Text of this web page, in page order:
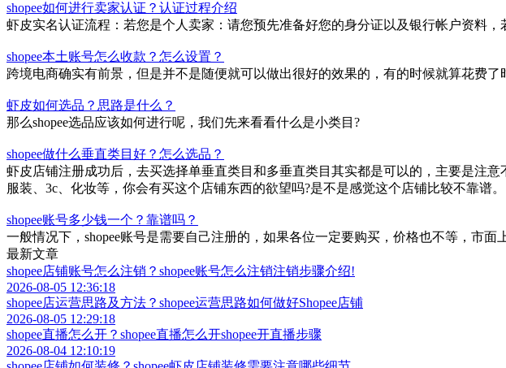
shopee如何进行卖家认证？认证过程介绍
虾皮实名认证流程：若您是个人卖家：请您预先准备好您的身分证以及银行帐户资料
shopee本土账号怎么收款？怎么设置？
跨境电商确实有前景，但是并不是随便就可以做出很好的效果的，有的时候就算花费
虾皮如何选品？思路是什么？
那么shopee选品应该如何进行呢，我们先来看看什么是小类目?
shopee做什么垂直类目好？怎么选品？
虾皮店铺注册成功后，去买选择单垂直类目和多垂直类目其实都是可以的，主要是注
服装、3c、化妆等，你会有买这个店铺东西的欲望吗?是不是感觉这个店铺比较不靠谱。
shopee账号多少钱一个？靠谱吗？
一般情况下，shopee账号是需要自己注册的，如果各位一定要购买，价格也不等，市
最新文章
shopee店铺账号怎么注销？shopee账号怎么注销注销步骤介绍!
2026-08-05 12:36:18
shopee店运营思路及方法？shopee运营思路如何做好Shopee店铺
2026-08-05 12:29:18
shopee直播怎么开？shopee直播怎么开shopee开直播步骤
2026-08-04 12:10:19